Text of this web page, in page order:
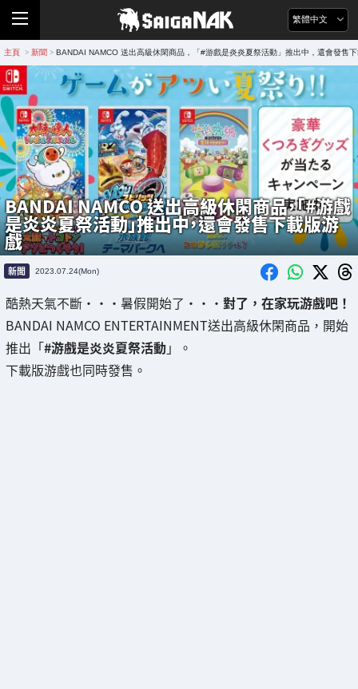
繁體中文
主頁 > 新聞 > BANDAI NAMCO 送出高級休閑商品，「#游戲是炎炎夏祭活動」推出中，還會發售
BANDAI NAMCO 送出高級休閑商品，「#游戲
是炎炎夏祭活動」推出中，還會發售下載版游
戲
新聞 2023.07.24(Mon)
酷熱天氣不斷・・・暑假開始了・・・ 對了，在家玩游戲吧！
BANDAI NAMCO ENTERTAINMENT送出高級休閑商品，開始
推出「#游戲是炎炎夏祭活動」。
下載版游戲也同時發售。